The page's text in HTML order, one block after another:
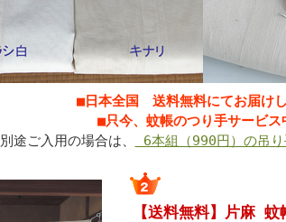
■日本全国 送料無料にてお届けし
■只今、蚊帳のつり手サービス
別途ご入用の場合は、
6本組（990円）の吊
【送料無料】片麻